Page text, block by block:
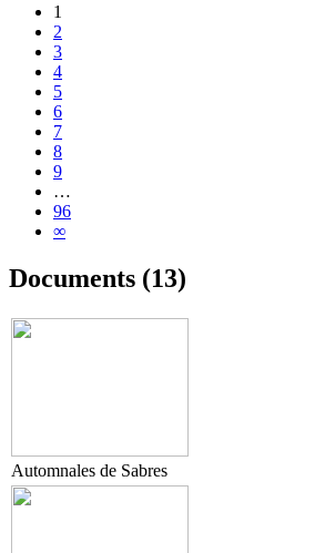
1
2
3
4
5
6
7
8
9
…
96
∞
Documents (13)
Automnales de Sabres